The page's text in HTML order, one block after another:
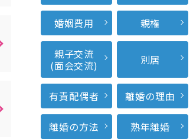
婚姻費用 親権
親子交流
(面会交流)
別居
有責配偶者 離婚の理由
離婚の方法 熟年離婚